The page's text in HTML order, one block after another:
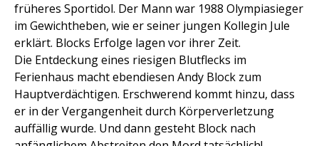
früheres Sportidol. Der Mann war 1988 Olympiasieger
im Gewichtheben, wie er seiner jungen Kollegin Jule
erklärt. Blocks Erfolge lagen vor ihrer Zeit.
Die Entdeckung eines riesigen Blutflecks im
Ferienhaus macht ebendiesen Andy Block zum
Hauptverdächtigen. Erschwerend kommt hinzu, dass
er in der Vergangenheit durch Körperverletzung
auffällig wurde. Und dann gesteht Block nach